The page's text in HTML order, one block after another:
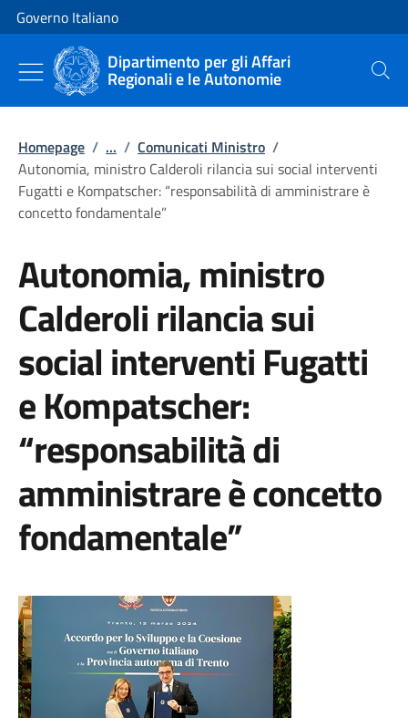
Vai al contenuto
Vai alla navigazione del sito
Governo Italiano
Dipartimento per gli Affari
Regionali e le Autonomie Cerca
Homepage / ... / Comunicati Ministro /
Autonomia, ministro Calderoli rilancia sui social interventi
Fugatti e Kompatscher: “responsabilità di amministrare è
concetto fondamentale”
Autonomia, ministro
Calderoli rilancia sui
social interventi Fugatti
e Kompatscher:
“responsabilità di
amministrare è concetto
fondamentale”